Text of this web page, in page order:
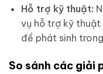
Hỗ trợ kỹ thuật:
vụ hỗ trợ kỹ
đề phát sinh
So sánh các giải